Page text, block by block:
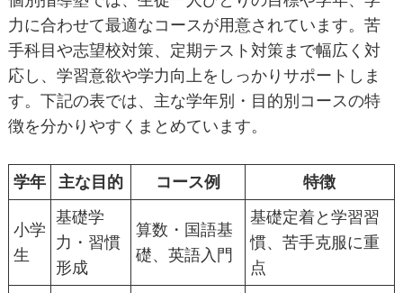
力に合わせて最適なコースが用意されています。苦
手科目や志望校対策、定期テスト対策まで幅広く対
応し、学習意欲や学力向上をしっかりサポートしま
す。下記の表では、主な学年別・目的別コースの特
徴を分かりやすくまとめています。
学年 主な目的 コース例 特徴
小学
生
基礎学
力・習慣
形成
算数・国語基
礎、英語入門
基礎定着と学習習
慣、苦手克服に重
点